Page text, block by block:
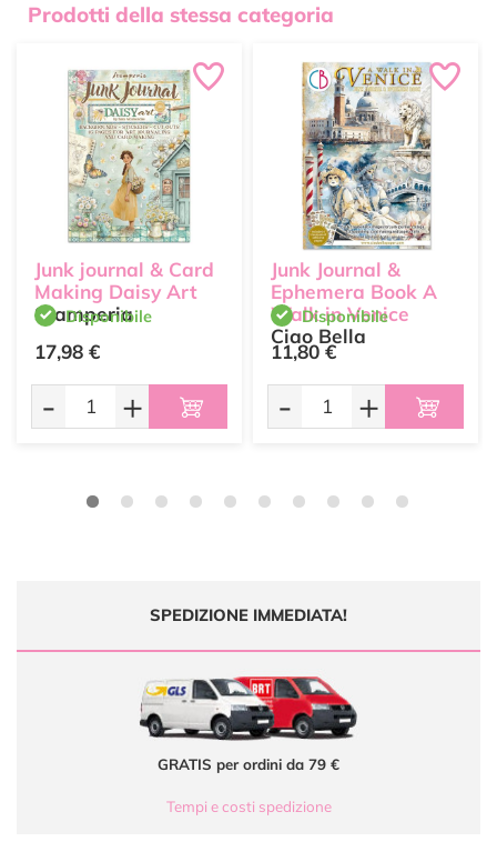
Prodotti della stessa categoria
Junk journal & Card
Making Daisy Art
Stamperia
Disponibile
17,98 €
- +
Junk Journal &
Ephemera Book A
Walk in Venice
Ciao Bella
Disponibile
11,80 €
- +
SPEDIZIONE IMMEDIATA!
GRATIS per ordini da 79 €
Tempi e costi spedizione